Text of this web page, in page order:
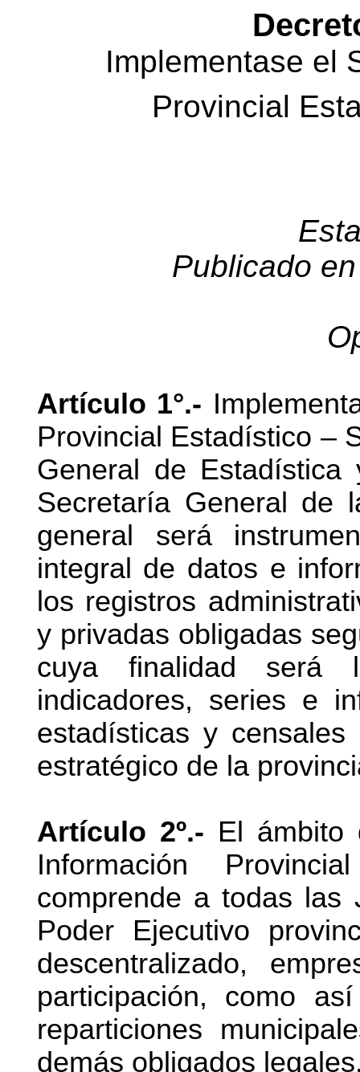
Implementase el
Provincial
Publicado
Artículo 1°.-
Provincial Estadístico –
General de
Secretaría General de
general será
integral de datos e
los registros
y privadas obligadas
cuya finalidad será
indicadores, series e
estadísticas y
estratégico de la
Artículo 2º.- El ámbito
Información
comprende a todas las
Poder Ejecutivo
descentralizado,
participación, como
reparticiones
demás obligados